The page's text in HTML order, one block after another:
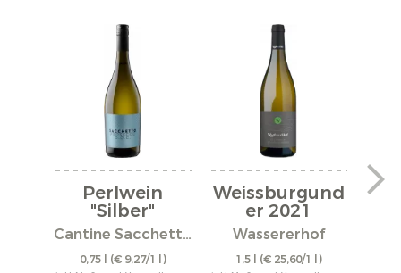
Perlwein
"Silber"
Cantine Sacchetto S.r.l.
0,75 l (€ 9,27/1 l)
Weissburgund
er 2021
Wassererhof
1,5 l (€ 25,60/1 l)